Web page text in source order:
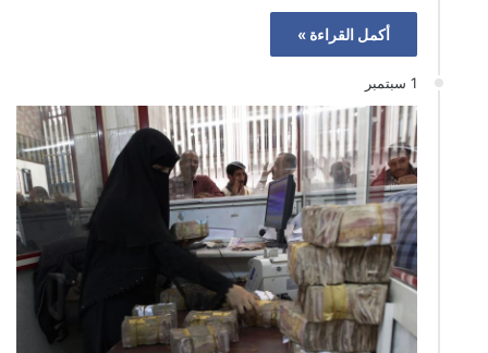
أكمل القراءة »
1 سبتمبر